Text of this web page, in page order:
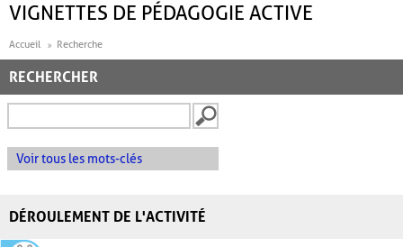
VIGNETTES DE PÉDAGOGIE ACTIVE
Accueil Recherche
RECHERCHER
Voir tous les mots-clés
DÉROULEMENT DE L'ACTIVITÉ